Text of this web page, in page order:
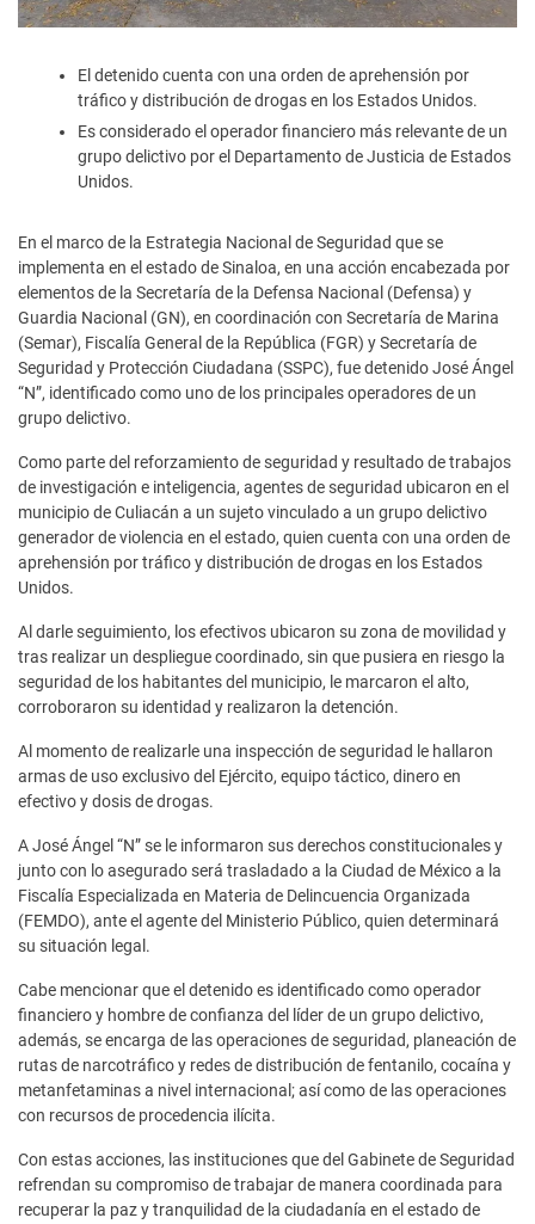
El detenido cuenta con una orden de aprehensión por
tráfico y distribución de drogas en los Estados Unidos.
Es considerado el operador financiero más relevante de un
grupo delictivo por el Departamento de Justicia de Estados
Unidos.
En el marco de la Estrategia Nacional de Seguridad que se
implementa en el estado de Sinaloa, en una acción encabezada por
elementos de la Secretaría de la Defensa Nacional (Defensa) y
Guardia Nacional (GN), en coordinación con Secretaría de Marina
(Semar), Fiscalía General de la República (FGR) y Secretaría de
Seguridad y Protección Ciudadana (SSPC), fue detenido José Ángel
“N”, identificado como uno de los principales operadores de un
grupo delictivo.
Como parte del reforzamiento de seguridad y resultado de trabajos
de investigación e inteligencia, agentes de seguridad ubicaron en el
municipio de Culiacán a un sujeto vinculado a un grupo delictivo
generador de violencia en el estado, quien cuenta con una orden de
aprehensión por tráfico y distribución de drogas en los Estados
Unidos.
Al darle seguimiento, los efectivos ubicaron su zona de movilidad y
tras realizar un despliegue coordinado, sin que pusiera en riesgo la
seguridad de los habitantes del municipio, le marcaron el alto,
corroboraron su identidad y realizaron la detención.
Al momento de realizarle una inspección de seguridad le hallaron
armas de uso exclusivo del Ejército, equipo táctico, dinero en
efectivo y dosis de drogas.
A José Ángel “N” se le informaron sus derechos constitucionales y
junto con lo asegurado será trasladado a la Ciudad de México a la
Fiscalía Especializada en Materia de Delincuencia Organizada
(FEMDO), ante el agente del Ministerio Público, quien determinará
su situación legal.
Cabe mencionar que el detenido es identificado como operador
financiero y hombre de confianza del líder de un grupo delictivo,
además, se encarga de las operaciones de seguridad, planeación de
rutas de narcotráfico y redes de distribución de fentanilo, cocaína y
metanfetaminas a nivel internacional; así como de las operaciones
con recursos de procedencia ilícita.
Con estas acciones, las instituciones que del Gabinete de Seguridad
refrendan su compromiso de trabajar de manera coordinada para
recuperar la paz y tranquilidad de la ciudadanía en el estado de